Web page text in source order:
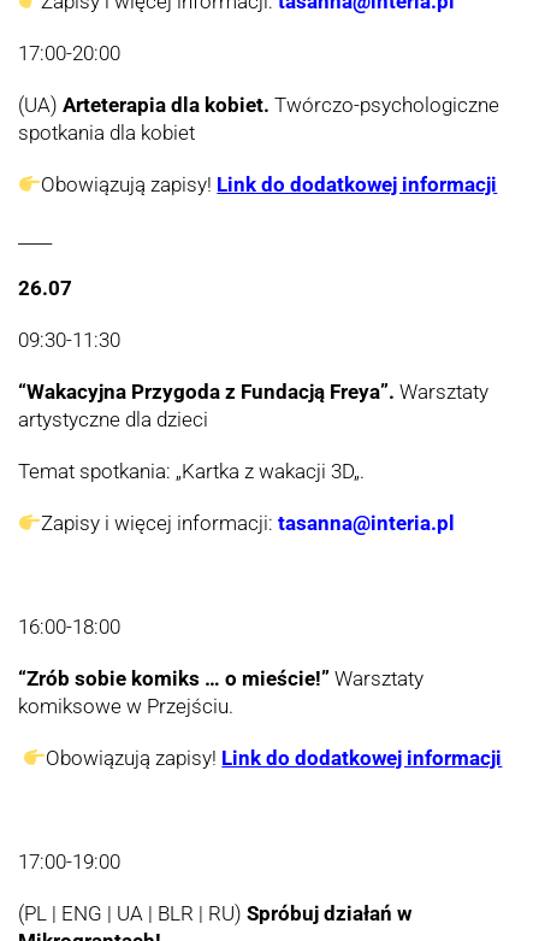
17:00-20:00
(UA) Arteterapia dla kobiet. Twórczo-psychologiczne
spotkania dla kobiet
Obowiązują zapisy! Link do dodatkowej informacji
26.07
09:30-11:30
“Wakacyjna Przygoda z Fundacją Freya”. Warsztaty
artystyczne dla dzieci
Temat spotkania: „Kartka z wakacji 3D„.
Zapisy i więcej informacji:tasanna@interia.pl
16:00-18:00
“Zrób sobie komiks … o mieście!” Warsztaty
komiksowe w Przejściu.
Obowiązują zapisy! Link do dodatkowej informacji
17:00-19:00
(PL | ENG | UA | BLR | RU) Spróbuj działań w